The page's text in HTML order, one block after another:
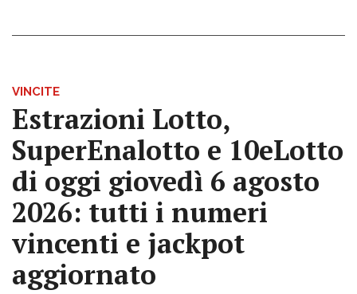
VINCITE
Estrazioni Lotto,
SuperEnalotto e 10eLotto
di oggi giovedì 6 agosto
2026: tutti i numeri
vincenti e jackpot
aggiornato